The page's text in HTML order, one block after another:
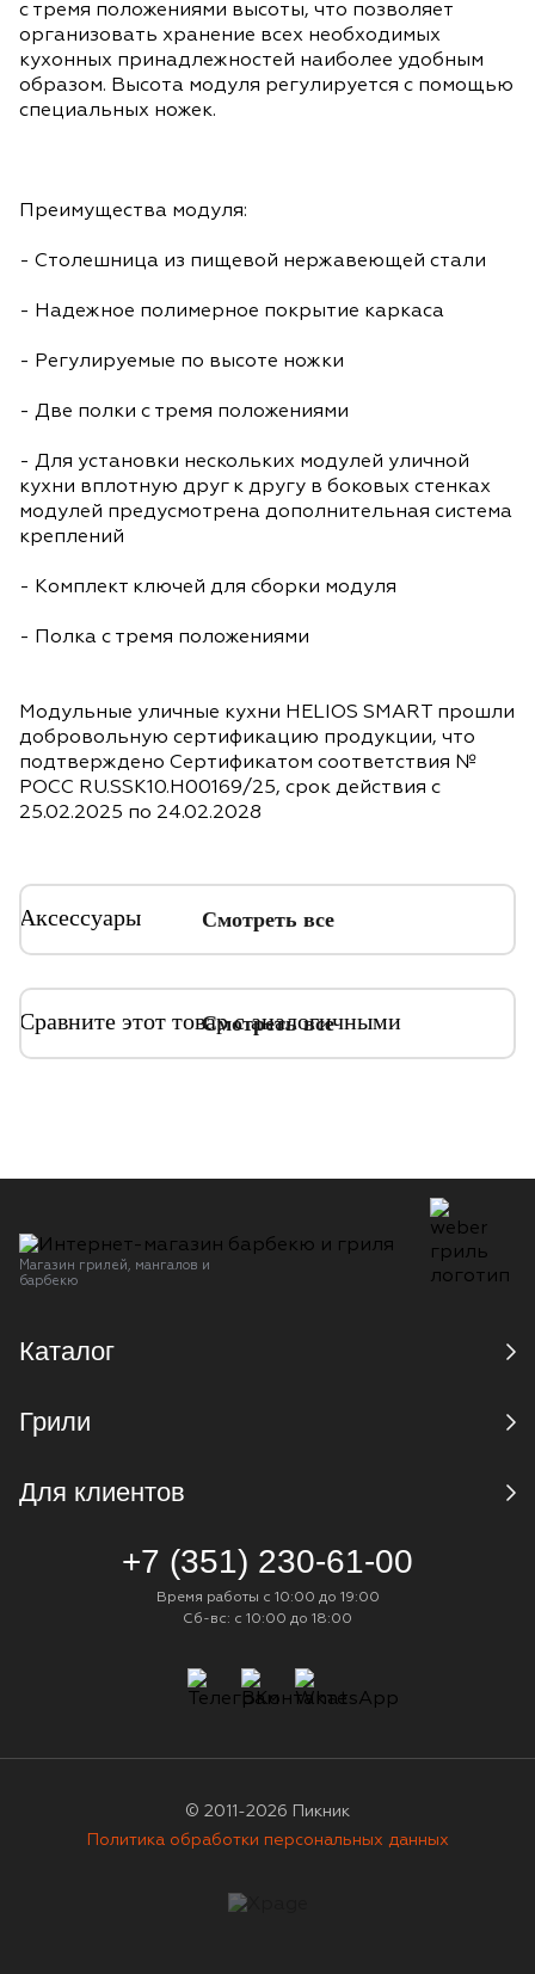
с тремя положениями высоты, что позволяет
организовать хранение всех необходимых
кухонных принадлежностей наиболее удобным
образом. Высота модуля регулируется с помощью
специальных ножек.
Преимущества модуля:
- Столешница из пищевой нержавеющей стали
- Надежное полимерное покрытие каркаса
- Регулируемые по высоте ножки
- Две полки с тремя положениями
- Для установки нескольких модулей уличной
кухни вплотную друг к другу в боковых стенках
модулей предусмотрена дополнительная система
креплений
- Комплект ключей для сборки модуля
- Полка с тремя положениями
Модульные уличные кухни HELIOS SMART прошли
добровольную сертификацию продукции, что
подтверждено Сертификатом соответствия №
POCC RU.SSK10.H00169/25, срок действия с
25.02.2025 по 24.02.2028
Аксессуары Смотреть все
Сравните этот товар с аналогичными
Смотреть все
Магазин грилей, мангалов и
барбекю
Каталог
Грили
Для клиентов
+7 (351) 230-61-00
Время работы с 10:00 до 19:00
Сб-вс: с 10:00 до 18:00
© 2011-2026 Пикник
Политика обработки персональных данных